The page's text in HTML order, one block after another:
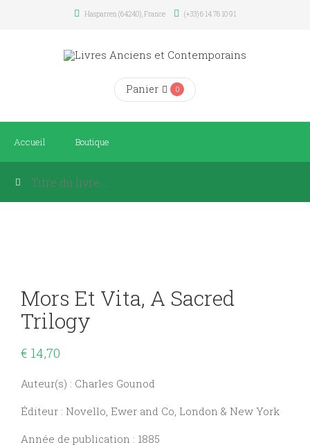
Hasparren (64240), France (+33) 6 14 76 10 91
Panier 0
Accueil Boutique
Mors Et Vita, A Sacred
Trilogy
€ 14,70
Auteur(s) : Charles Gounod
Éditeur : Novello, Ewer and Co, London & New York
Année de publication : 1885